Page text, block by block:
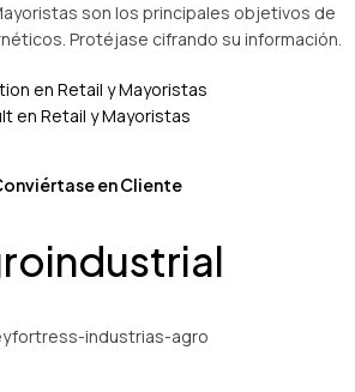
son los principales objetivos de
Protéjase cifrando su información.
en Retail y Mayoristas
en Retail y Mayoristas
en Cliente